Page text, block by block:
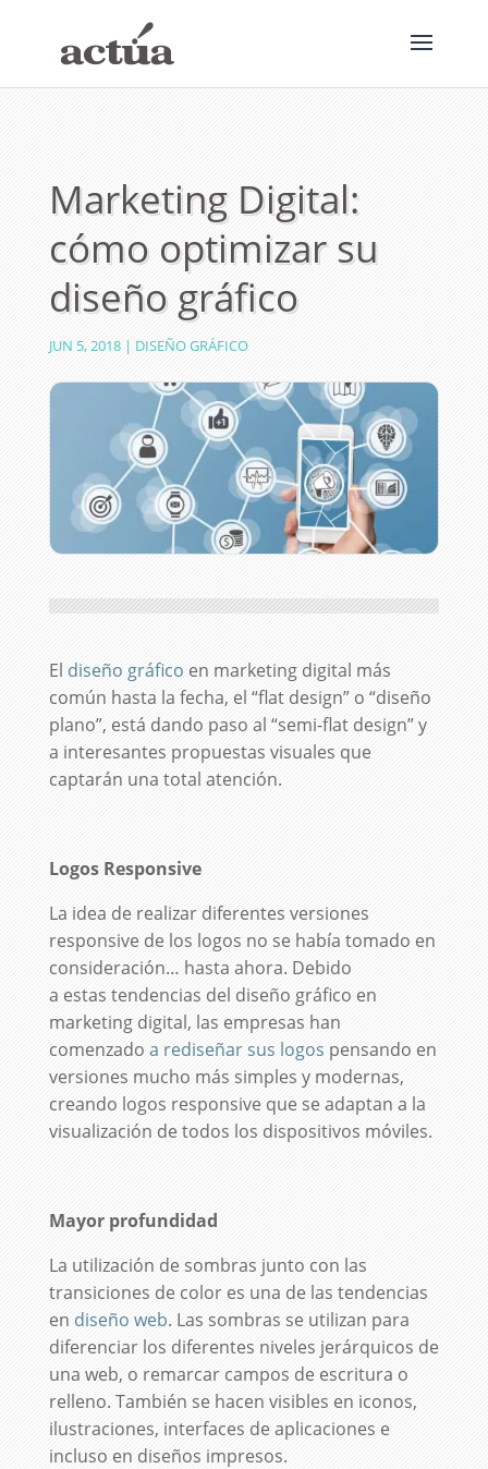
Marketing Digital:
cómo optimizar su
diseño gráfico
JUN 5, 2018| DISEÑO GRÁFICO
El diseño gráfico en marketing digital más
común hasta la fecha, el “flat design” o “diseño
plano”, está dando paso al “semi-flat design” y
a interesantes propuestas visuales que
captarán una total atención.
Logos Responsive
La idea de realizar diferentes versiones
responsive de los logos no se había tomado en
consideración… hasta ahora. Debido
a estas tendencias del diseño gráfico en
marketing digital, las empresas han
comenzado a rediseñar sus logos pensando en
versiones mucho más simples y modernas,
creando logos responsive que se adaptan a la
visualización de todos los dispositivos móviles.
Mayor profundidad
La utilización de sombras junto con las
transiciones de color es una de las tendencias
en diseño web. Las sombras se utilizan para
diferenciar los diferentes niveles jerárquicos de
una web, o remarcar campos de escritura o
relleno. También se hacen visibles en iconos,
ilustraciones, interfaces de aplicaciones e
incluso en diseños impresos.